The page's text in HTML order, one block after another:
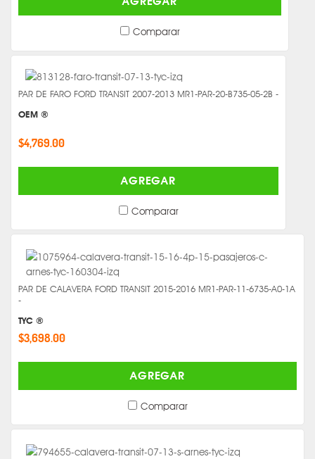
Comparar
PAR DE FARO FORD TRANSIT 2007-2013 MR1-PAR-20-B735-05-2B -
OEM ®
$4,769.00
AGREGAR
Comparar
PAR DE CALAVERA FORD TRANSIT 2015-2016 MR1-PAR-11-6735-A0-1A
-
TYC ®
$3,698.00
AGREGAR
Comparar